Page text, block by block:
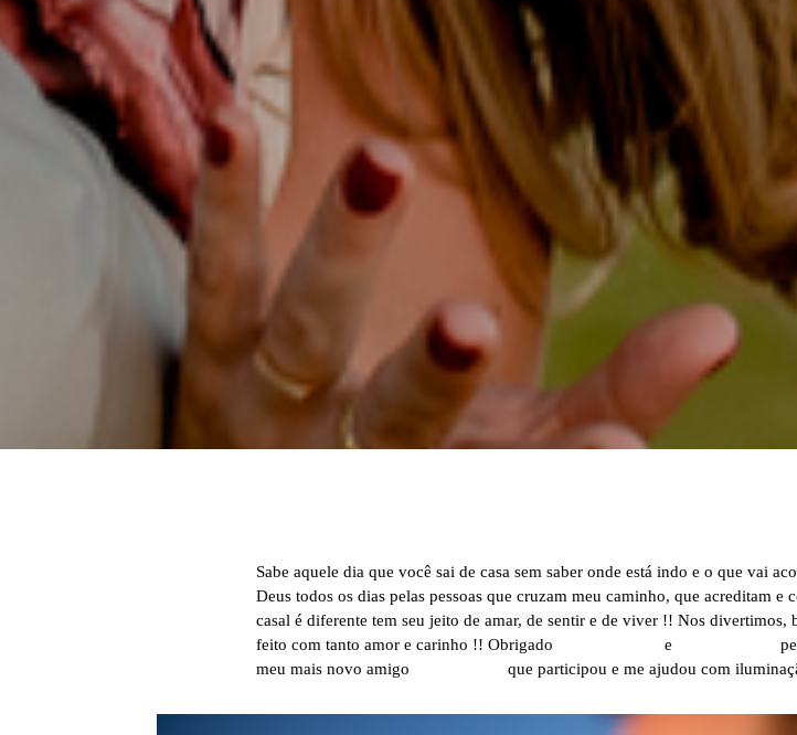
Sabe aquele dia que você sai de casa sem saber onde está indo e o que vai
Deus todos os dias pelas pessoas que cruzam meu caminho, que acreditam
casal é diferente tem seu jeito de amar, de sentir e de viver !! Nos
feito com tanto amor e carinho !! Obrigado
e
meu mais novo amigo
que participou e me ajudou com